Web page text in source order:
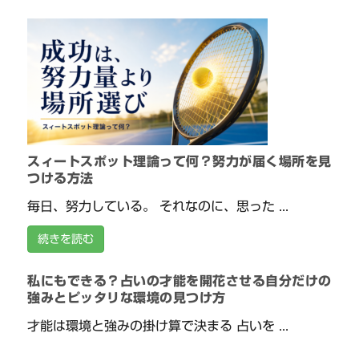
スィートスポット理論って何？努力が届く場所を見
つける方法
毎日、努力している。 それなのに、思った ...
続きを読む
私にもできる？占いの才能を開花させる自分だけの
強みとピッタリな環境の見つけ方
才能は環境と強みの掛け算で決まる 占いを ...